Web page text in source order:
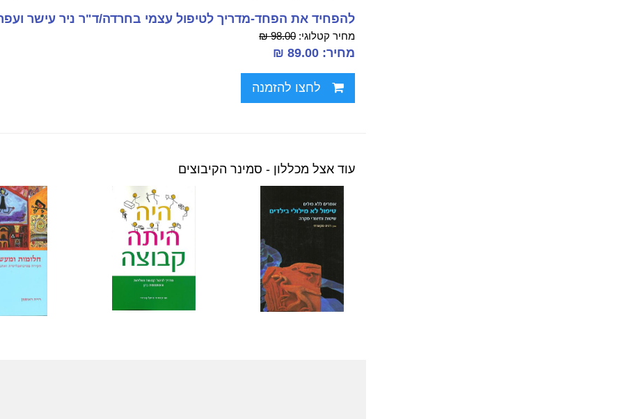
להפחיד את הפחד-מדריך לטיפול עצמי בחרדה/ד"ר ניר עישר
מחיר קטלוגי: 98.00 ₪
מחיר: 89.00 ₪
לחצו להזמנה
עוד אצל מכללון - סמינר הקיבוצים